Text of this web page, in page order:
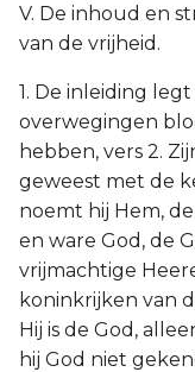
V. De inhoud en
van de vrijheid.
1. De inleiding
overwegingen
hebben, vers 2.
geweest met de
noemt hij Hem,
en ware God, de
vrijmachtige
koninkrijken van
Hij is de God,
hij God niet